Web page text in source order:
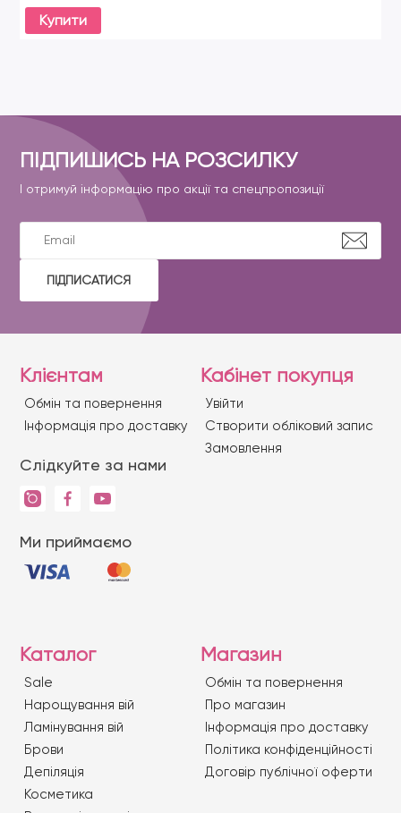
Купити
ПІДПИШИСЬ НА РОЗСИЛКУ
І отримуй інформацію про акції та спецпропозиції
ПІДПИСАТИСЯ
Клієнтам
Обмін та повернення
Iнформація про доставку
Слідкуйте за нами
Ми приймаємо
Кабінет покупця
Увійти
Створити обліковий запис
Замовлення
Каталог
Sale
Нарощування вій
Ламінування вій
Брови
Депіляція
Косметика
Магазин
Обмін та повернення
Про магазин
Iнформація про доставку
Політика конфіденційності
Договір публічної оферти